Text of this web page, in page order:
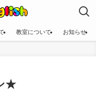
教室について お知らせ
★